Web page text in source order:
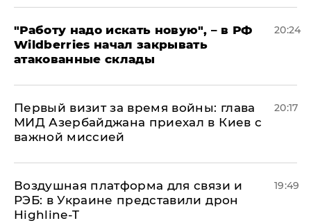
"Работу надо искать новую", – в РФ
Wildberries начал закрывать
атакованные склады
20:24
Первый визит за время войны: глава
МИД Азербайджана приехал в Киев с
важной миссией
20:17
Воздушная платформа для связи и
РЭБ: в Украине представили дрон
Highline-T
19:49